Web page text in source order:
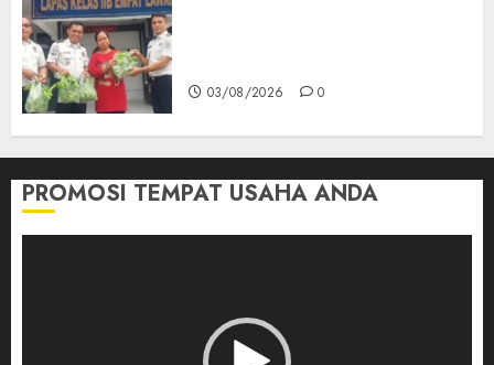
03/08/2026 0
PROMOSI TEMPAT USAHA ANDA